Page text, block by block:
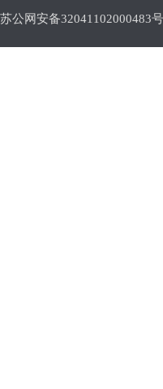
苏公网安备32041102000483